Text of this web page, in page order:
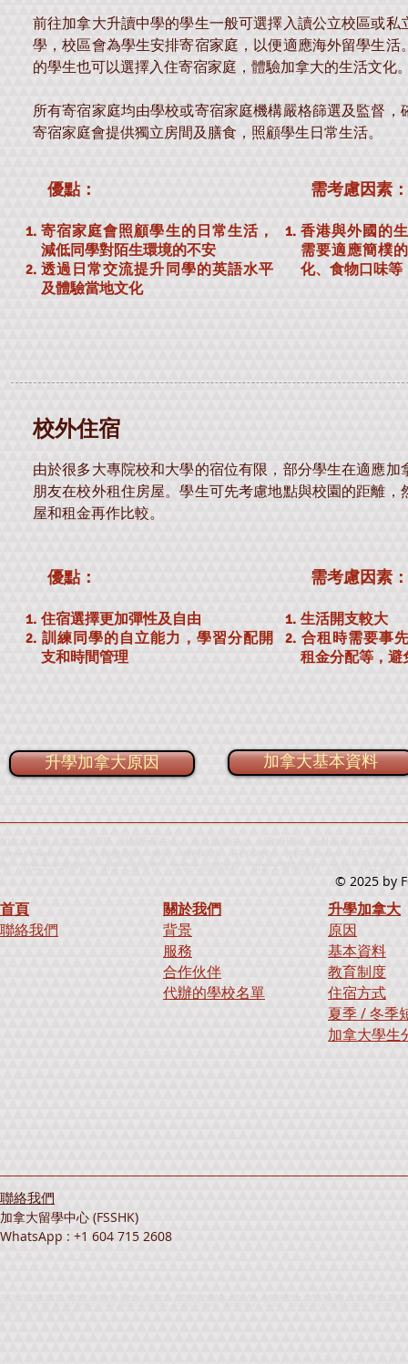
前往加拿大升讀中學的學生一般可選擇入讀公立校區或私
學，校區會為學生安排寄宿家庭，以便適應海外留學生活
的學生也可以選擇入住寄宿家庭，體驗加拿大的生活文化
所有寄宿家庭均由學校或寄宿家庭機構嚴格篩選及監督，
寄宿家庭會提供獨立房間及膳食，照顧學生日常生活。
優點：
寄宿家庭會照顧學生的日常生活，
減低同學對陌生環境的不安
透過日常交流提升同學的英語水平
及體驗當地文化
需考慮因素：
香港與外國的
需要適應簡樸
化、食物口味等
​校外住宿
由於很多大專院校和大學的宿位有限，部分學生在適應加
朋友在校外租住房屋。學生可先考慮地點與校園的距離，
屋和租金再作比較。
優點：
住宿選擇更加彈性及自由
​訓練同學的自立能力，學習分配開
支和時間管理
需考慮因素：
生活開支較大
合租時需要事
租金分配等，避
升學加拿大原因 加拿大基本資料
© 2025 by
首頁
聯絡我們
關於我們
背景
服務
合作伙伴
代辦的學校名單
升學加拿大
原因
基本資料
教育制度
住宿方式
夏季 / 冬季
加拿大學生
聯絡我們
加拿大留學中心 (FSSHK)
WhatsApp : +1 604 715 2608